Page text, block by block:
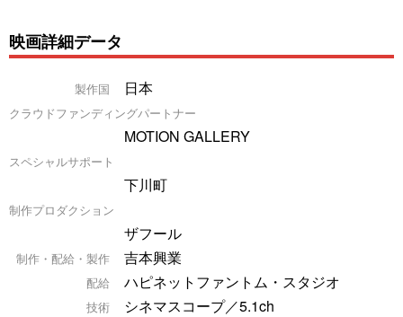
映画詳細データ
製作国 日本
クラウドファンディングパートナー
MOTION GALLERY
スペシャルサポート
下川町
制作プロダクション
ザフール
制作・配給・製作 吉本興業
配給 ハピネットファントム・スタジオ
技術
シネマスコープ／5.1ch